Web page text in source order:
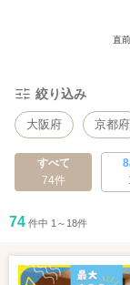
直
絞り込み
大阪府 京都府
すべて
74件
74 件中 1～18件